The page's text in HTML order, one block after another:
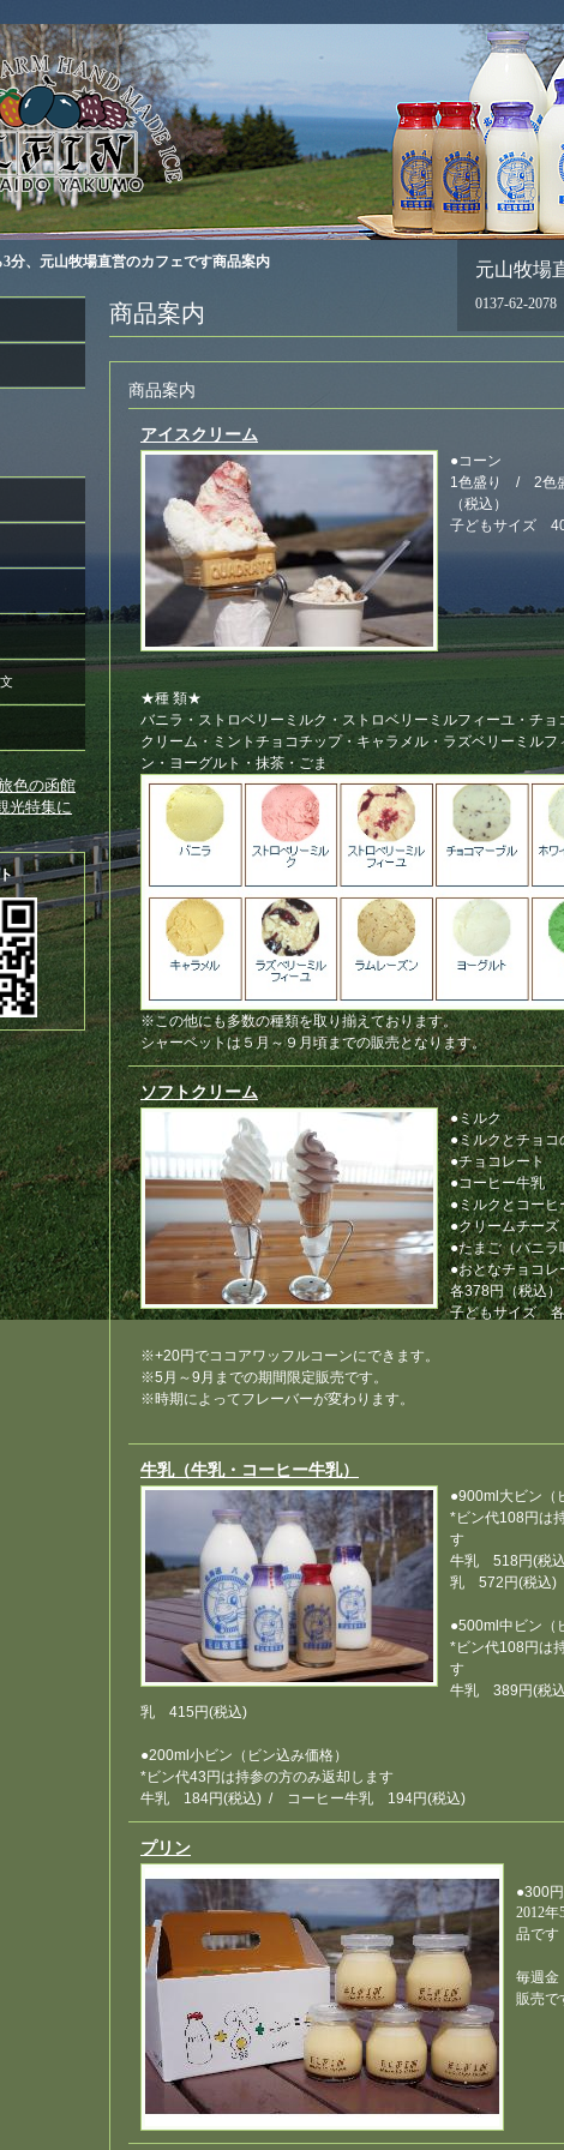
元山牧場
0137-62-2078
分、元山牧場直営のカフェです商品案内
商品案内
商品案内
アイスクリーム
●コーン
1色盛り / 2色
（税込）
子どもサイズ
★種 類★
バニラ・ストロベリーミルク・ストロベリーミルフィーユ・チョ
クリーム・ミントチョコチップ・キャラメル・ラズベリーミルフ
ン・ヨーグルト・抹茶・ごま
※この他にも多数の種類を取り揃えております。
シャーベットは５月～９月頃までの販売となります。
ソフトクリーム
●ミルク
●ミルクとチョコ
●チョコレート
●コーヒー牛乳
●ミルクとコーヒ
●クリームチーズ
●たまご（バニラ
●おとなチョコレ
各378円（税込）
子どもサイズ
※+20円でココアワッフルコーンにできます。
※5月～9月までの期間限定販売です。
※時期によってフレーバーが変わります。
牛乳（牛乳・コーヒー牛乳）
●900ml大ビン（
*ビン代108 円は
す
牛乳 518円(税
乳 572円(税込)
●500ml中ビン（
*ビン代108円は
す
牛乳 389円(税
乳 415円(税込)
●200ml小ビン（ビン込み価格）
*ビン代43円は持参の方のみ返却します
牛乳 184円(税込) / コーヒー牛乳 194円(税込)
プリン
●300
2012
品です
毎週金
販売で